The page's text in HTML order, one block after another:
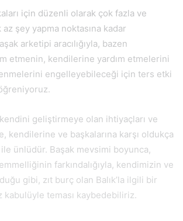
için düzenli olarak çok fazla ve
şey yapma noktasına kadar
arketipi aracılığıyla, bazen
etmenin, kendilerine yardım etmelerini
engelleyebileceği için ters etki
geliştirmeye olan ihtiyaçları ve
kendilerine ve başkalarına karşı oldukça
ünlüdür. Başak mevsimi boyunca,
farkındalığıyla, kendimizin ve
gibi, zıt burç olan Balık’la ilgili bir
kabulüyle teması kaybedebiliriz.